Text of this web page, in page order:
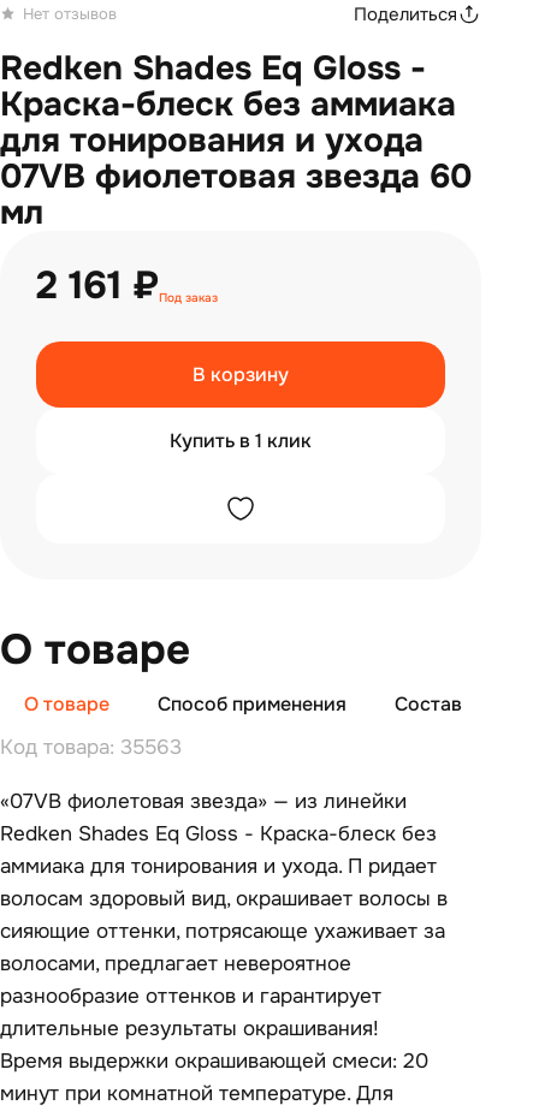
Нет отзывов Поделиться
Redken Shades Eq Gloss -
Краска-блеск без аммиака
для тонирования и ухода
07VB фиолетовая звезда 60
мл
2 161 ₽Под заказ
В корзину
Купить в 1 клик
О товаре
О товаре Способ применения Состав
Код товара: 35563
«07VB фиолетовая звезда» — из линейки
Redken Shades Eq Gloss - Краска-блеск без
аммиака для тонирования и ухода. П ридает
волосам здоровый вид, окрашивает волосы в
сияющие оттенки, потрясающе ухаживает за
волосами, предлагает невероятное
разнообразие оттенков и гарантирует
длительные результаты окрашивания!
Время выдержки окрашивающей смеси: 20
минут при комнатной температуре. Для